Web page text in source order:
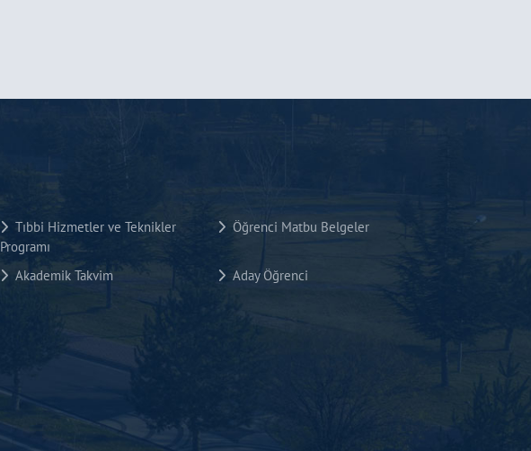
Tıbbi Hizmetler ve Teknikler
Programı
Öğrenci Matbu Belgeler
Akademik Takvim
Aday Öğrenci